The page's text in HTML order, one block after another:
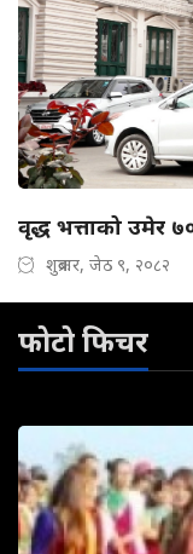
वृद्ध भत्ताको उमेर
शुक्रबार, जेठ ९, २०८२
फोटो फिचर